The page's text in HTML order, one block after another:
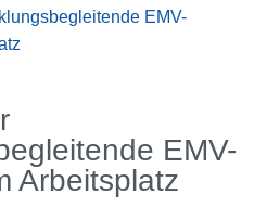
EMV-
EMV-
Arbeitsplatz